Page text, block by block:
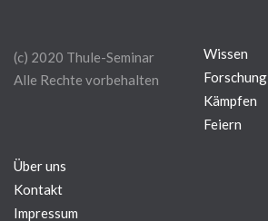
(c) 2020 Thule-Seminar
Alle Rechte vorbehalten
Wissen
Forschung
Kämpfen
Feiern
Über uns
Kontakt
Impressum